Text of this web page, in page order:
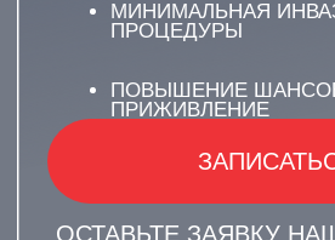
КОСТНЫХ ЗАМЕНИТЕЛЕЙ